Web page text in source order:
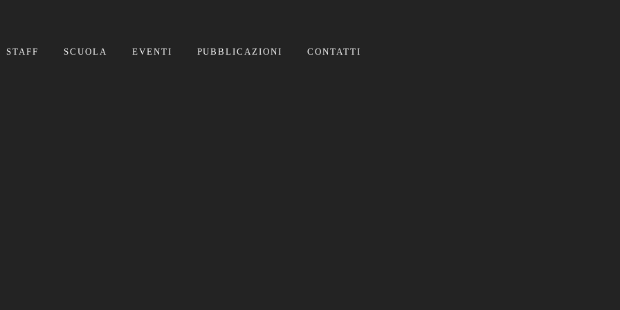
STAFF SCUOLA EVENTI PUBBLICAZIONI CONTATTI